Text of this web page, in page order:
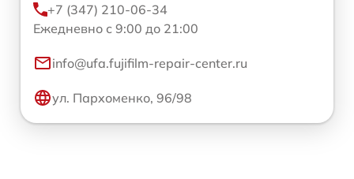
+7 (347) 210-06-34
Ежедневно с 9:00 до 21:00
info@ufa.fujifilm-repair-center.ru
ул. Пархоменко, 96/98